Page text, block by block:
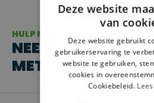
HULP NODIG?
NEEM CONTACT
MET ONZE
Deze website
van
Deze website gebruikt
gebruikerservaring te
website te gebruiken,
cookies in
Cookiebeleid.